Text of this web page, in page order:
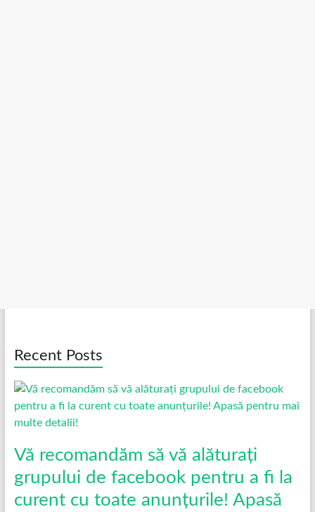
Recent Posts
Vă recomandăm să vă alăturați
grupului de facebook pentru a fi la
curent cu toate anunțurile! Apasă